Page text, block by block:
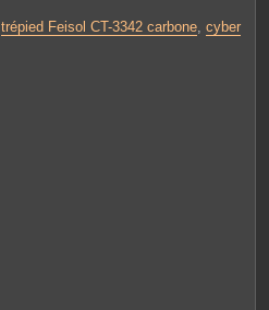
trépied Feisol CT-3342 carbone, cyber